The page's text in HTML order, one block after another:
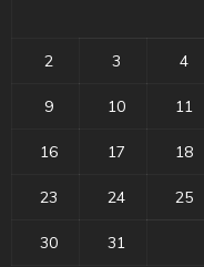
2 3 4
9 10 11
16 17 18
23 24 25
30 31